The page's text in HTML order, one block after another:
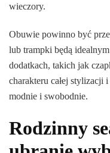
wieczory.
Obuwie powinno być
lub trampki będą
dodatkach, takich jak
charakteru całej stylizacji
modnie i swobodnie.
Rodzinny